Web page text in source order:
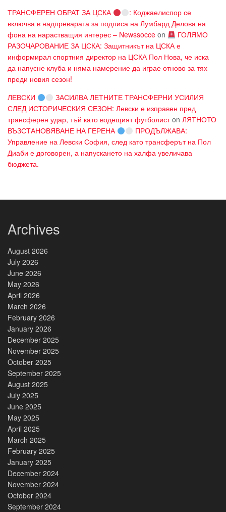
ТРАНСФЕРЕН ОБРАТ ЗА ЦСКА
: Коджаелиспор се
включва в надпреварата за подписа на Лумбард Делова на
фона на нарастващия интерес – Newssocce on
ГОЛЯМО
РАЗОЧАРОВАНИЕ ЗА ЦСКА: Защитникът на ЦСКА е
информирал спортния директор на ЦСКА Пол Нова, че иска
да напусне клуба и няма намерение да играе отново за тях
преди новия сезон!
ЛЕВСКИ
ЗАСИЛВА ЛЕТНИТЕ ТРАНСФЕРНИ УСИЛИЯ
СЛЕД ИСТОРИЧЕСКИЯ СЕЗОН: Левски е изправен пред
трансферен удар, тъй като водещият футболистon ЛЯТНОТО
ВЪЗСТАНОВЯВАНЕ НА ГЕРЕНА
ПРОДЪЛЖАВА:
Управление на Левски София, след като трансферът на Пол
Диаби е договорен, а напускането на халфа увеличава
бюджета.
Archives
August 2026
July 2026
June 2026
May 2026
April 2026
March 2026
February 2026
January 2026
December 2025
November 2025
October 2025
September 2025
August 2025
July 2025
June 2025
May 2025
April 2025
March 2025
February 2025
January 2025
December 2024
November 2024
October 2024
September 2024